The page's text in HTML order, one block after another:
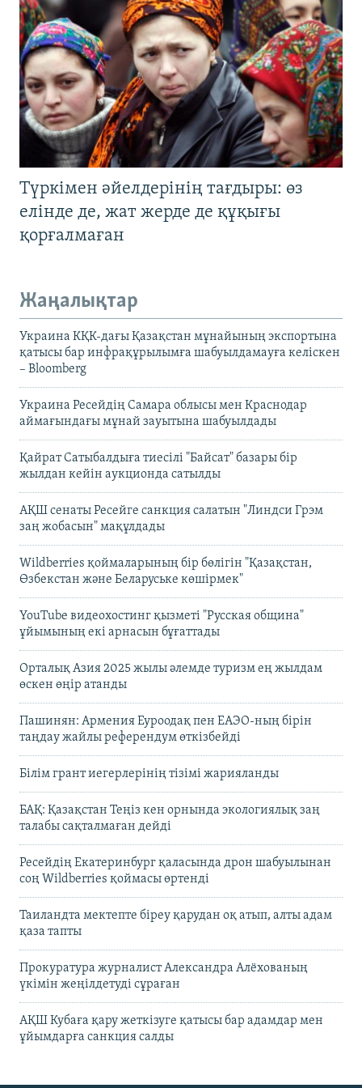
Түркімен әйелдерінің тағдыры: өз
елінде де, жат жерде де құқығы
қорғалмаған
Жаңалықтар
Украина КҚК-дағы Қазақстан мұнайының экспортына
қатысы бар инфрақұрылымға шабуылдамауға келіскен
– Bloomberg
Украина Ресейдің Самара облысы мен Краснодар
аймағындағы мұнай зауытына шабуылдады
Қайрат Сатыбалдыға тиесілі "Байсат" базары бір
жылдан кейін аукционда сатылды
АҚШ сенаты Ресейге санкция салатын "Линдси Грэм
заң жобасын" мақұлдады
Wildberries қоймаларының бір бөлігін "Қазақстан,
Өзбекстан және Беларуське көшірмек"
YouTube видеохостинг қызметі "Русская община"
ұйымының екі арнасын бұғаттады
Орталық Азия 2025 жылы әлемде туризм ең жылдам
өскен өңір атанды
Пашинян: Армения Еуроодақ пен ЕАЭО-ның бірін
таңдау жайлы референдум өткізбейді
Білім грант иегерлерінің тізімі жарияланды
БАҚ: Қазақстан Теңіз кен орнында экологиялық заң
талабы сақталмаған дейді
Ресейдің Екатеринбург қаласында дрон шабуылынан
соң Wildberries қоймасы өртенді
Таиландта мектепте біреу қарудан оқ атып, алты адам
қаза тапты
Прокуратура журналист Александра Алёхованың
үкімін жеңілдетуді сұраған
АҚШ Кубаға қару жеткізуге қатысы бар адамдар мен
ұйымдарға санкция салды